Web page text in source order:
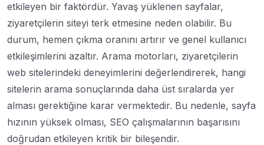
etkileyen bir faktördür. Yavaş yüklenen sayfalar,
ziyaretçilerin siteyi terk etmesine neden olabilir. Bu
durum, hemen çıkma oranını artırır ve genel kullanıcı
etkileşimlerini azaltır. Arama motorları, ziyaretçilerin
web sitelerindeki deneyimlerini değerlendirerek, hangi
sitelerin arama sonuçlarında daha üst sıralarda yer
alması gerektiğine karar vermektedir. Bu nedenle, sayfa
hızının yüksek olması, SEO çalışmalarının başarısını
doğrudan etkileyen kritik bir bileşendir.